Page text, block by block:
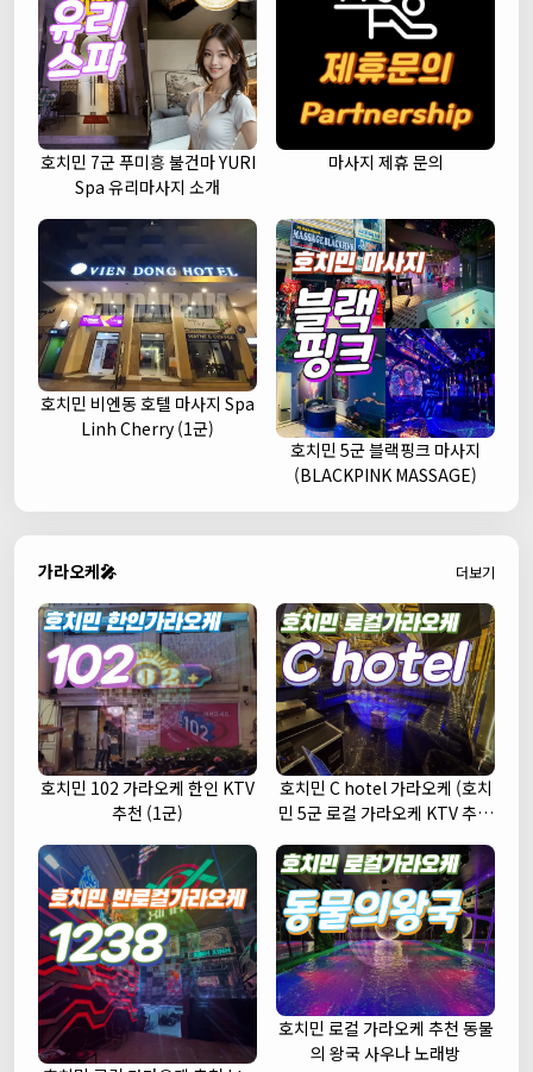
호치민 7군 푸미흥 불건마 YURI
Spa 유리마사지 소개
마사지 제휴 문의
호치민 비엔동 호텔 마사지 Spa
Linh Cherry (1군)
호치민 5군 블랙핑크 마사지
(BLACKPINK MASSAGE)
가라오케🎤 더보기
호치민 102 가라오케 한인 KTV
추천 (1군)
호치민 C hotel 가라오케 (호치
민 5군 로컬 가라오케 KTV 추천
호치민 로컬 가라오케 추천 동물
의 왕국 사우나 노래방